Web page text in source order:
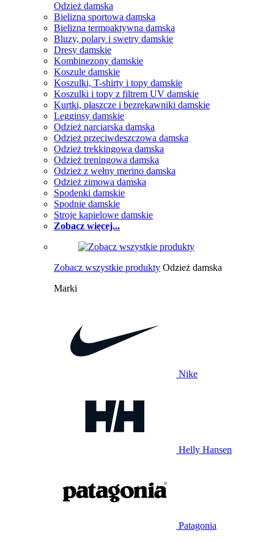
Odzież damska
Bielizna sportowa damska
Bielizna termoaktywna damska
Bluzy, polary i swetry damskie
Dresy damskie
Kombinezony damskie
Koszule damskie
Koszulki, T-shirty i topy damskie
Koszulki i topy z filtrem UV damskie
Kurtki, płaszcze i bezrękawniki damskie
Legginsy damskie
Odzież narciarska damska
Odzież przeciwdeszczowa damska
Odzież trekkingowa damska
Odzież treningowa damska
Odzież z wełny merino damska
Odzież zimowa damska
Spodenki damskie
Spodnie damskie
Stroje kąpielowe damskie
Zobacz więcej...
Zobacz wszystkie produkty Odzież damska
Marki
Nike
Helly Hansen
Patagonia